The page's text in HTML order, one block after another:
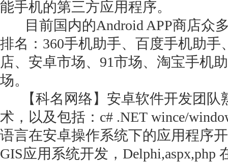
能手机的第三方应用程序。
目前国内的Android APP商店众
排名：360手机助手、百度手机助
店、安卓市场、91市场、淘宝手机
场。
【科名网络】安卓软件开发团队
术，以及包括：c# .NET wince/
语言在安卓操作系统下的应用程序
GIS应用系统开发，Delphi,aspx,php